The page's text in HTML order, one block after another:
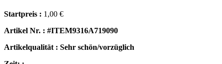
Startpreis : 1,00 €
Artikel Nr. : #ITEM9316A719090
Artikelqualität : Sehr schön/vorzüglich